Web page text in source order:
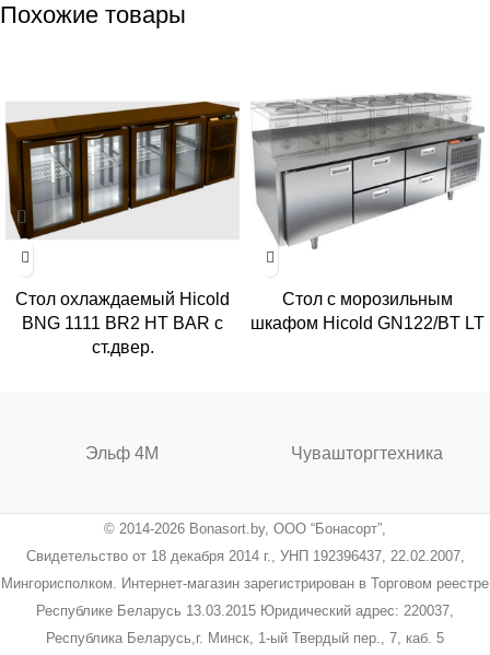
Похожие товары
Стол охлаждаемый Hicold
BNG 1111 BR2 HT BAR с
ст.двер.
Стол с морозильным
шкафом Hicold GN122/BT LT
Эльф 4М Чувашторгтехника
© 2014-2026 Bonasort.by, ООО “Бонасорт”,
Свидетельство от 18 декабря 2014 г., УНП 192396437, 22.02.2007,
Мингорисполком. Интернет-магазин зарегистрирован в Торговом реестре
Республике Беларусь 13.03.2015 Юридический адрес: 220037,
Республика Беларусь,г. Минск, 1-ый Твердый пер., 7, каб. 5